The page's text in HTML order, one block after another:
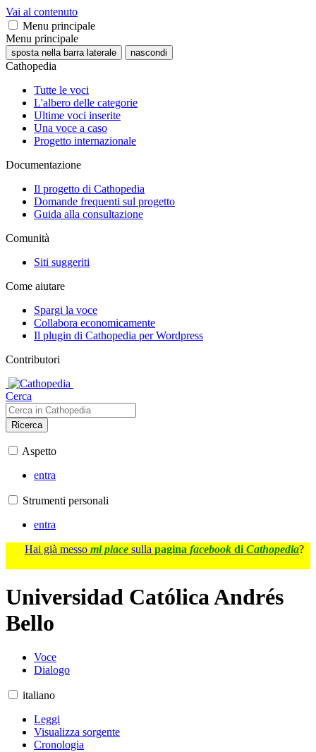
Vai al contenuto
Menu principale
Menu principale
sposta nella barra laterale nascondi
Cathopedia
Tutte le voci
L'albero delle categorie
Ultime voci inserite
Una voce a caso
Progetto internazionale
Documentazione
Il progetto di Cathopedia
Domande frequenti sul progetto
Guida alla consultazione
Comunità
Siti suggeriti
Come aiutare
Spargi la voce
Collabora economicamente
Il plugin di Cathopedia per Wordpress
Contributori
Cerca
Ricerca
Aspetto
entra
Strumenti personali
entra
Hai già messo mi piace sulla pagina facebook di Cathopedia?
Universidad Católica Andrés
Bello
Voce
Dialogo
italiano
Leggi
Visualizza sorgente
Cronologia